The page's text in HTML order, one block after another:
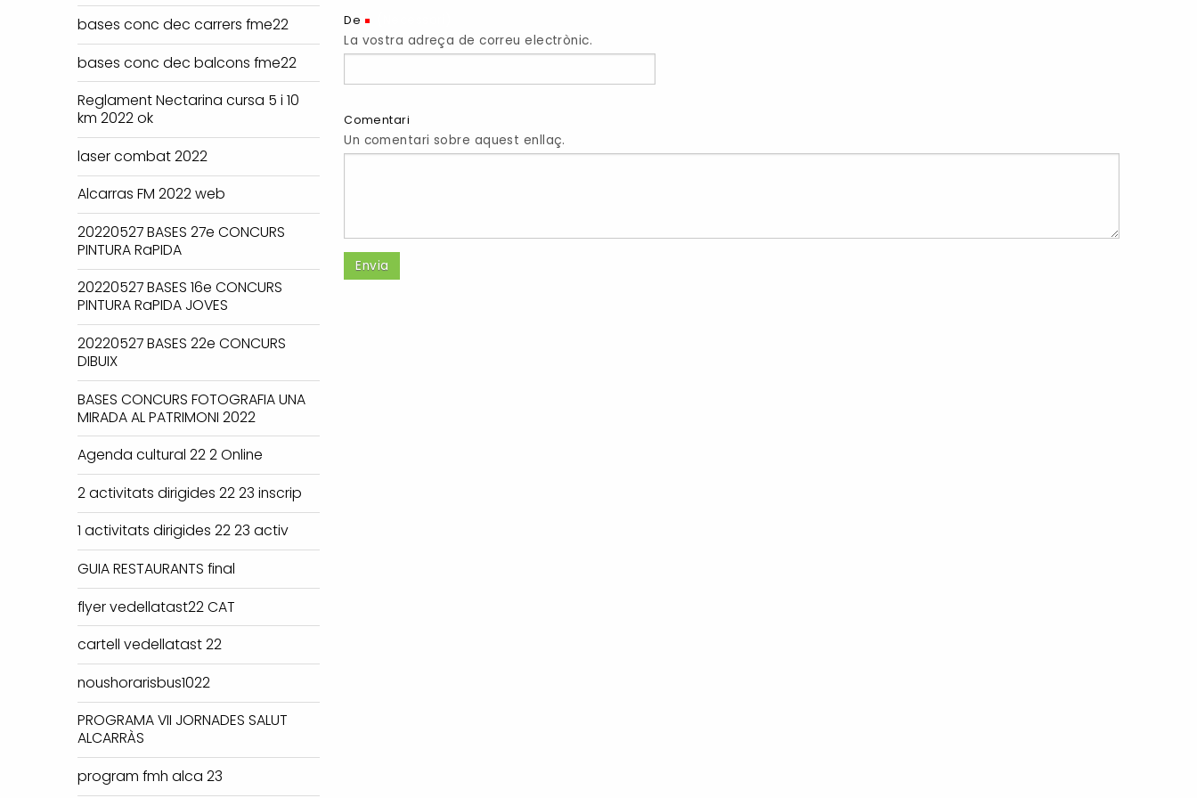
bases conc dec carrers fme22
bases conc dec balcons fme22
Reglament Nectarina cursa 5 i 10
km 2022 ok
laser combat 2022
Alcarras FM 2022 web
20220527 BASES 27e CONCURS
PINTURA RaPIDA
20220527 BASES 16e CONCURS
PINTURA RaPIDA JOVES
20220527 BASES 22e CONCURS
DIBUIX
BASES CONCURS FOTOGRAFIA UNA
MIRADA AL PATRIMONI 2022
Agenda cultural 22 2 Online
2 activitats dirigides 22 23 inscrip
1 activitats dirigides 22 23 activ
GUIA RESTAURANTS final
flyer vedellatast22 CAT
cartell vedellatast 22
noushorarisbus1022
PROGRAMA VII JORNADES SALUT
ALCARRÀS
program fmh alca 23
De
La vostra adreça de correu electrònic.
Comentari
Un comentari sobre aquest enllaç.